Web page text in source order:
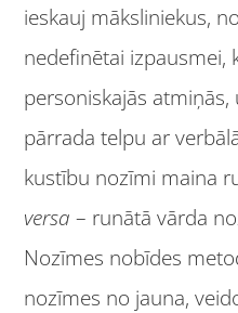
ieskauj māksliniekus,
nedefinētai izpausmei,
personiskajās
pārrada telpu ar
kustību nozīmi maina
versa – runātā vārda
Nozīmes nobīdes
nozīmes no jauna,